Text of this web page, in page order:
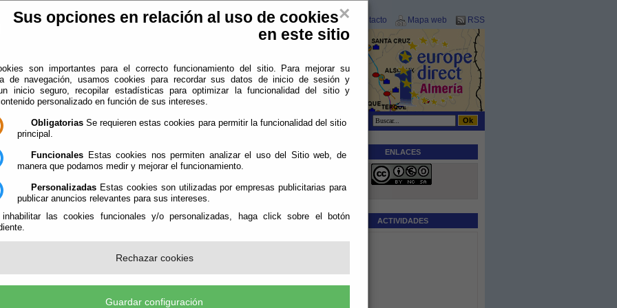
×
Sus opciones en relación al uso de cookies
en este sitio
son importantes para el correcto funcionamiento del sitio. Para mejorar su
de navegación, usamos cookies para recordar sus datos de inicio de sesión y
inicio seguro, recopilar estadísticas para optimizar la funcionalidad del sitio y
personalizado en función de sus intereses.
Obligatorias Se requieren estas cookies para permitir la funcionalidad del sitio
principal.
Funcionales Estas cookies nos permiten analizar el uso del Sitio web, de
manera que podamos medir y mejorar el funcionamiento.
Personalizadas Estas cookies son utilizadas por empresas publicitarias para
publicar anuncios relevantes para sus intereses.
las cookies funcionales y/o personalizadas, haga click sobre el botón
Rechazar cookies
Guardar configuración
Contacto Mapa web RSS
EIEL Información
Encuentro Municipal "Encuesta de
y Equipamiento Local" Macael
[26/01/2011]
El día 26 de Enero de 2011 tendrá lugar el IV encuentro
en Macael, denominado de Almanzora Oeste Filabres, con
de 26 municipios, con objeto de poner en valor el trabajo
en la EIEL y ofrecer el mismo a los municipios a través de la
al efecto denominada DIPALSIT, así como hacer entregar del
editado por la Sección de EIEL denominado Análisis Provincial
Locales. Para tal encuentro contaremos con la presencia del
y del Diputado del Área.
ENLACES
ACTIVIDADES